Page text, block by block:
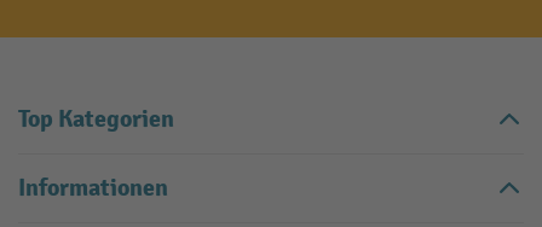
Top Kategorien
Informationen